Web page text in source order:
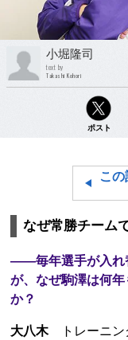
小堀隆司
text by
Takashi Kohori
ポスト
こ
なぜ常勝チーム
――毎年選手が入れ
が、なぜ駒澤は何
か？
大八木トレーニン